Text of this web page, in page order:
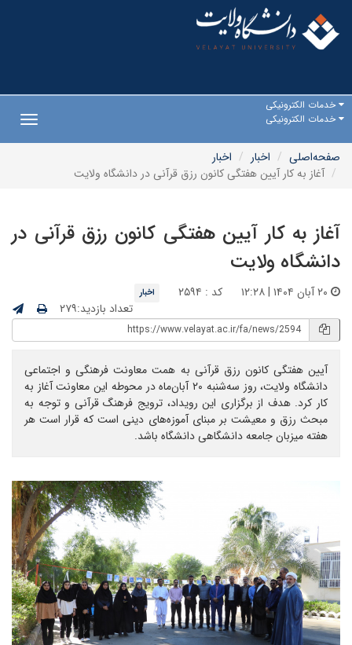
خدمات الکترونیکی
خدمات الکترونیکی
صفحه‌اصلی
اخبار
اخبار
آغاز به کار آیین هفتگی کانون رزق قرآنی در دانشگاه ولایت
آغاز به کار آیین هفتگی کانون رزق قرآنی در
دانشگاه ولایت
کد : ۲۵۹۴ اخبار
تعداد بازدید:۲۷۹
آیین هفتگی کانون رزق قرآنی به همت معاونت فرهنگی و اجتماعی
دانشگاه ولایت، روز سه‌شنبه ۲۰ آبان‌ماه در محوطه این معاونت آغاز به
کار کرد. هدف از برگزاری این رویداد، ترویج فرهنگ قرآنی و توجه به
مبحث رزق و معیشت بر مبنای آموزه‌های دینی است که قرار است هر
هفته میزبان جامعه دانشگاهی دانشگاه باشد.